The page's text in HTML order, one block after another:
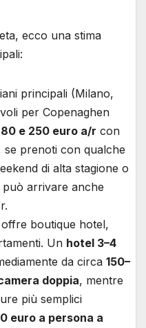
ecco una stima
principali (Milano,
per Copenaghen
80 e 250 euro a/r con
se prenoti con qualche
di alta stagione o
arrivare anche
boutique hotel,
Un hotel 3–4
da circa 150–
doppia, mentre
più semplici
euro a persona a